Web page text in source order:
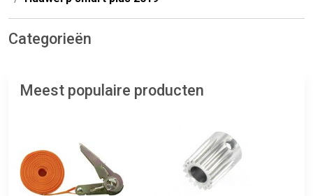
Categorieën
Meest populaire producten